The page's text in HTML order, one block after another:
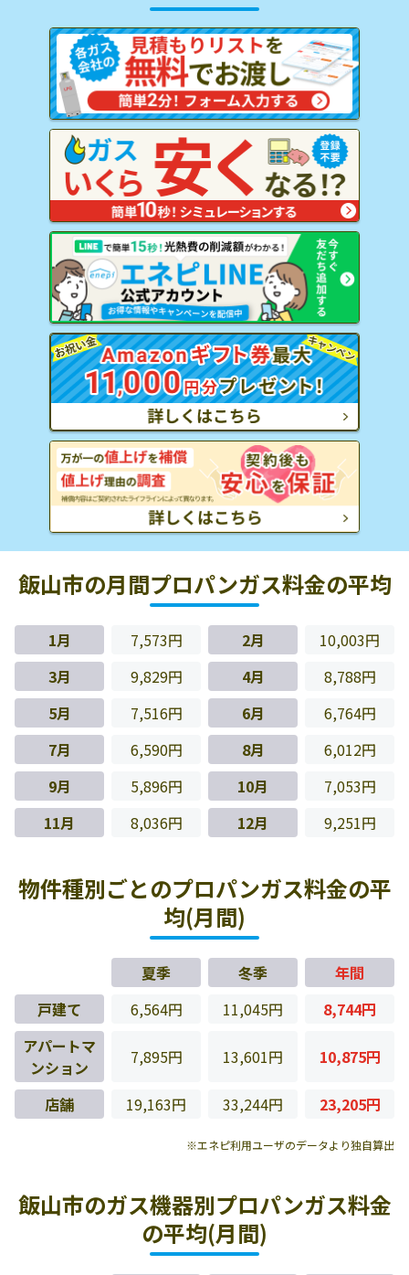
飯山市の月間プロパンガス料金の平均
1月 7,573円 2月
10,003円
3月
9,829円 4月
8,788円
5月
7,516円 6月
6,764円
7月
6,590円 8月
6,012円
9月
5,896円 10月
7,053円
11月
8,036円 12月 9,251円
物件種別ごとのプロパンガス料金の平
均(月間)
夏季 冬季
年間
戸建て
6,564円 11,045円
8,744円
アパートマ
ンション
7,895円 13,601円 10,875円
店舗 19,163円 33,244円 23,205円
※エネピ利用ユーザのデータより独自算出
飯山市のガス機器別プロパンガス料金
の平均(月間)